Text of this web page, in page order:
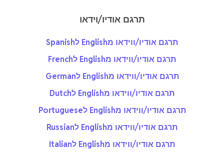
תרגם אודיו/וידאו
תרגם אודיו/ווידאו מEnglish לSpanish
תרגם אודיו/ווידאו מEnglish לFrench
תרגם אודיו/ווידאו מEnglish לGerman
תרגם אודיו/ווידאו מEnglish לDutch
תרגם אודיו/ווידאו מEnglish לPortuguese
תרגם אודיו/ווידאו מEnglish לRussian
תרגם אודיו/ווידאו מEnglish לItalian